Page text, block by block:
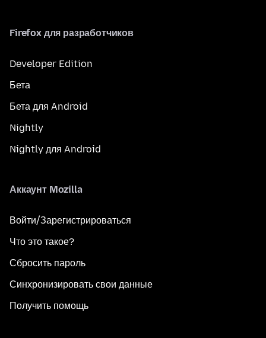
Firefox для разработчиков
Developer Edition
Бета
Бета для Android
Nightly
Nightly для Android
Аккаунт Mozilla
Войти/Зарегистрироваться
Что это такое?
Сбросить пароль
Синхронизировать свои данные
Получить помощь